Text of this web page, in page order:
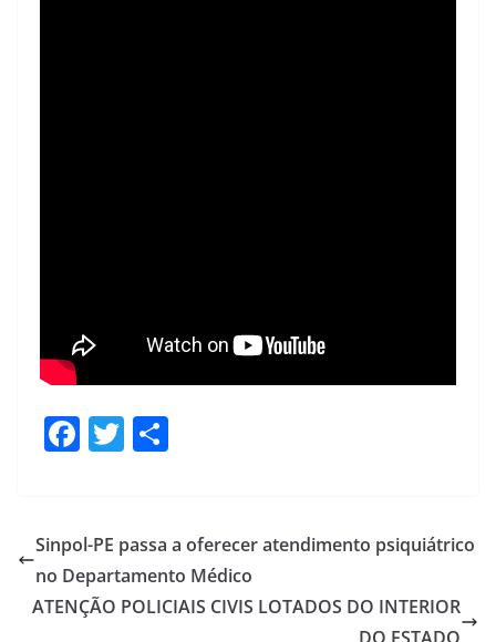
F
b
o
o
T
er e
Sinpol-PE passa a oferecer atendimento psiquiátrico
no Departamento Médico
ATENÇÃO POLICIAIS CIVIS LOTADOS DO INTERIOR